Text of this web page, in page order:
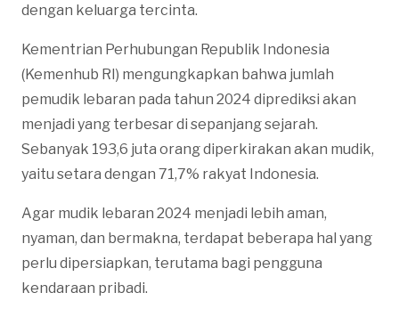
dengan keluarga tercinta.
Kementrian Perhubungan Republik Indonesia
(Kemenhub RI) mengungkapkan bahwa jumlah
pemudik lebaran pada tahun 2024 diprediksi akan
menjadi yang terbesar di sepanjang sejarah.
Sebanyak 193,6 juta orang diperkirakan akan mudik,
yaitu setara dengan 71,7% rakyat Indonesia.
Agar mudik lebaran 2024 menjadi lebih aman,
nyaman, dan bermakna, terdapat beberapa hal yang
perlu dipersiapkan, terutama bagi pengguna
kendaraan pribadi.